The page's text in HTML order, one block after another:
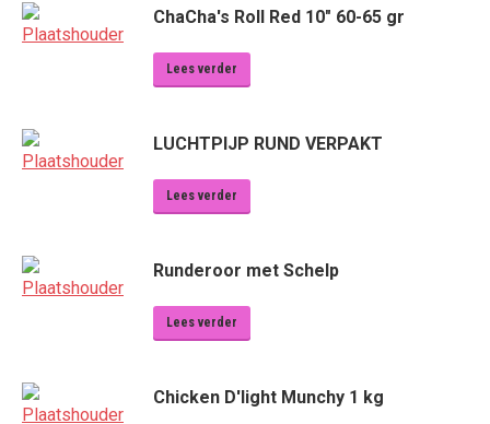
ChaCha's Roll Red 10" 60-65 gr
Lees verder
LUCHTPIJP RUND VERPAKT
Lees verder
Runderoor met Schelp
Lees verder
Chicken D'light Munchy 1 kg